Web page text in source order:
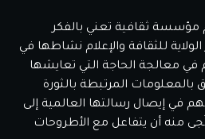
مؤسسة ثقافية تعني بالفكر
للثقافة والإعلام نشاطها في
لتساهم في معالجة الحاجة التي تعايشها
بالمعلومات المرتبطة بالثورة
في إيصال رسالتها العالمية إلى
منه أن يتفاعل مع الأطروحات